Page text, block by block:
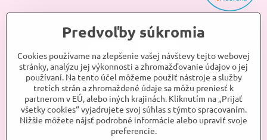
Predvoľby súkromia
Cookies používame na zlepšenie vašej návštevy tejto webovej
stránky, analýzu jej výkonnosti a zhromažďovanie údajov o jej
používaní. Na tento účel môžeme použiť nástroje a služby
tretích strán a zhromaždené údaje sa môžu preniesť k
partnerom v EÚ, alebo iných krajinách. Kliknutím na „Prijať
všetky cookies“ vyjadrujete svoj súhlas s týmto spracovaním.
Nižšie môžete nájsť podrobné informácie alebo upraviť svoje
preferencie.